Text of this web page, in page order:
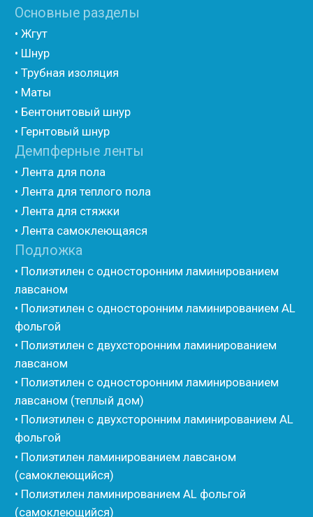
(самоклеющийся)
• Вспененный полиэтилен для упаковки НПЭ
• Вспененный полиэтилен рулонный НПЭ
• Подложка под ламинат НПЭ
Мастика и герметик
• Мастика для швов
• Герметик для швов
• Rustil
• Korall
• Ecoroom
• Oppa
Другие товары
• Герлен
• Пороизол
• Техническая изоляция Хотпайп
• Ру-флекс
• Энергофлекс
• K-flex
• Изоком Шнур
• Изоком Жгут
• Стенофлекс Жгут
• Подложка Тепофол НПЭ
• Подложка Пенолин НПЭ
• Подложка Мосфол НПЭ
• Жгут Изонел
• Шнур Изонел
• Жгут Тилит
• Шнур Тилит
• Гернитовый шнур
• Бентонитовый шнур
• Стенофлекс для труб
• Мат из вспененного полиэтилена Тепофол